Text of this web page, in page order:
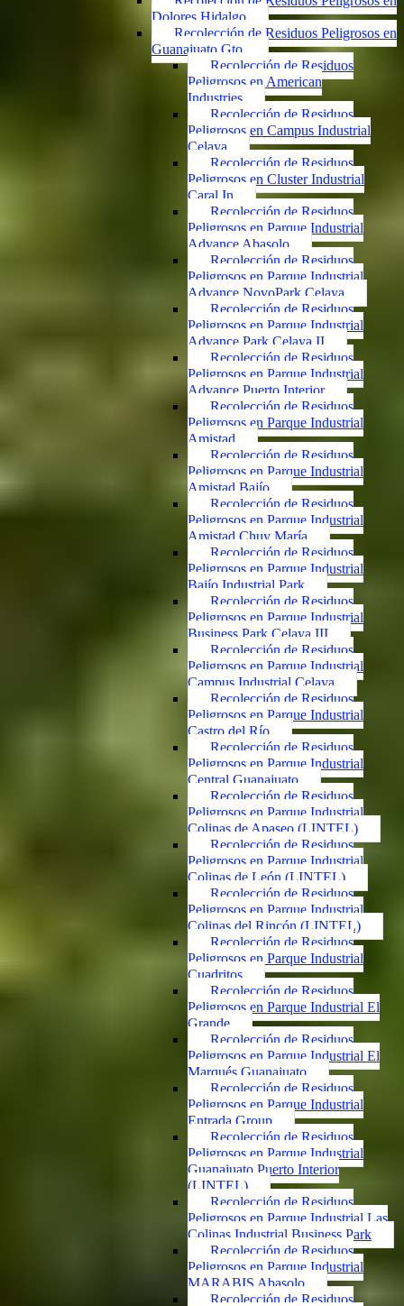
Dolores Hidalgo
Recolección de Residuos Peligrosos en
Guanajuato Gto.
Recolección de Residuos
Peligrosos en American
Industries
Recolección de Residuos
Peligrosos en Campus Industrial
Celaya
Recolección de Residuos
Peligrosos en Cluster Industrial
Caral In
Recolección de Residuos
Peligrosos en Parque Industrial
Advance Abasolo
Recolección de Residuos
Peligrosos en Parque Industrial
Advance NovoPark Celaya
Recolección de Residuos
Peligrosos en Parque Industrial
Advance Park Celaya II
Recolección de Residuos
Peligrosos en Parque Industrial
Advance Puerto Interior
Recolección de Residuos
Peligrosos en Parque Industrial
Amistad
Recolección de Residuos
Peligrosos en Parque Industrial
Amistad Bajío
Recolección de Residuos
Peligrosos en Parque Industrial
Amistad Chuy María
Recolección de Residuos
Peligrosos en Parque Industrial
Bajío Industrial Park
Recolección de Residuos
Peligrosos en Parque Industrial
Business Park Celaya III
Recolección de Residuos
Peligrosos en Parque Industrial
Campus Industrial Celaya
Recolección de Residuos
Peligrosos en Parque Industrial
Castro del Río
Recolección de Residuos
Peligrosos en Parque Industrial
Central Guanajuato
Recolección de Residuos
Peligrosos en Parque Industrial
Colinas de Apaseo (LINTEL)
Recolección de Residuos
Peligrosos en Parque Industrial
Colinas de León (LINTEL)
Recolección de Residuos
Peligrosos en Parque Industrial
Colinas del Rincón (LINTEL)
Recolección de Residuos
Peligrosos en Parque Industrial
Cuadritos
Recolección de Residuos
Peligrosos en Parque Industrial El
Grande
Recolección de Residuos
Peligrosos en Parque Industrial El
Marqués Guanajuato
Recolección de Residuos
Peligrosos en Parque Industrial
Entrada Group
Recolección de Residuos
Peligrosos en Parque Industrial
Guanajuato Puerto Interior
(LINTEL)
Recolección de Residuos
Peligrosos en Parque Industrial Las
Colinas Industrial Business Park
Recolección de Residuos
Peligrosos en Parque Industrial
MARABIS Abasolo
Recolección de Residuos